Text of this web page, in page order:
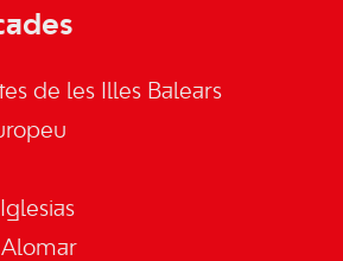
de les Illes Balears
Alomar